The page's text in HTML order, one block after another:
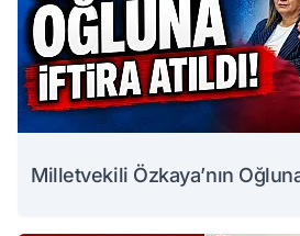
Milletvekili Özkaya’nın